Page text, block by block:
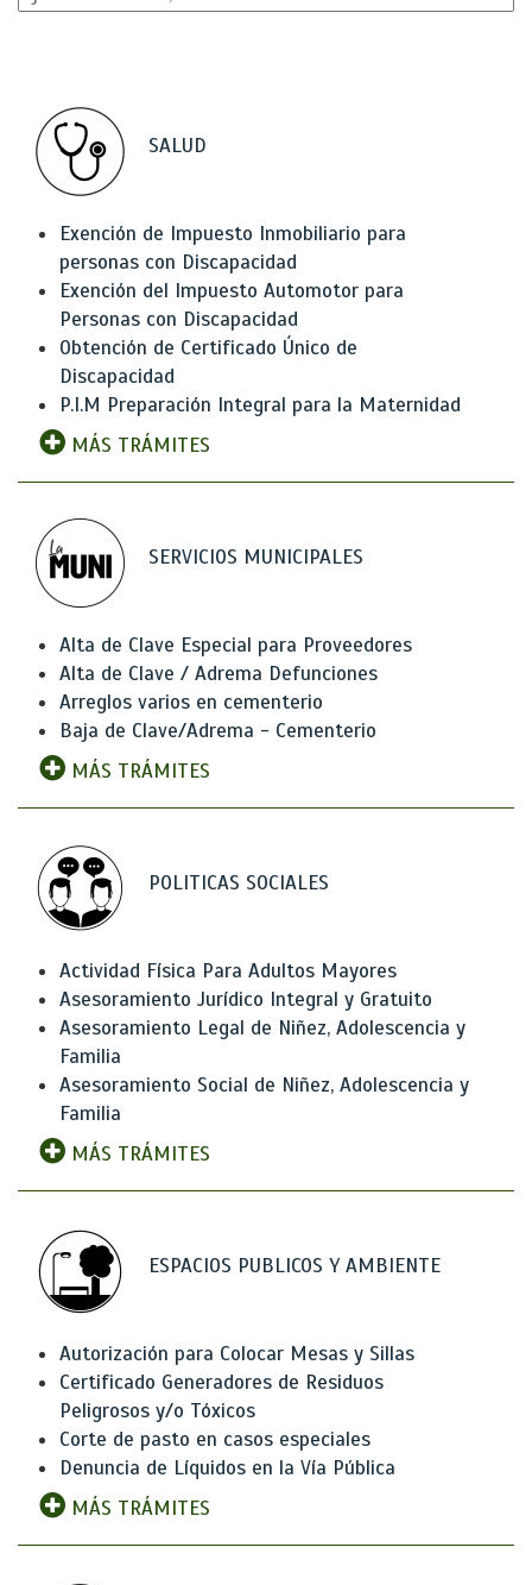
SALUD
Exención de Impuesto Inmobiliario para
personas con Discapacidad
Exención del Impuesto Automotor para
Personas con Discapacidad
Obtención de Certificado Único de
Discapacidad
P.I.M Preparación Integral para la Maternidad
MÁS TRÁMITES
SERVICIOS MUNICIPALES
Alta de Clave Especial para Proveedores
Alta de Clave / Adrema Defunciones
Arreglos varios en cementerio
Baja de Clave/Adrema - Cementerio
MÁS TRÁMITES
POLITICAS SOCIALES
Actividad Física Para Adultos Mayores
Asesoramiento Jurídico Integral y Gratuito
Asesoramiento Legal de Niñez, Adolescencia y
Familia
Asesoramiento Social de Niñez, Adolescencia y
Familia
MÁS TRÁMITES
ESPACIOS PUBLICOS Y AMBIENTE
Autorización para Colocar Mesas y Sillas
Certificado Generadores de Residuos
Peligrosos y/o Tóxicos
Corte de pasto en casos especiales
Denuncia de Líquidos en la Vía Pública
MÁS TRÁMITES